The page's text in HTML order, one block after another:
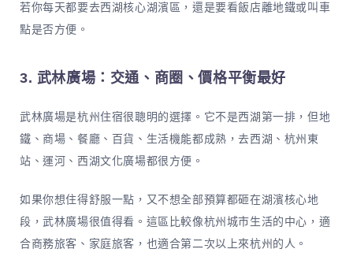
若你每天都要去西湖核心湖濱區，還是要看飯店離地鐵或叫車
點是否方便。
3. 武林廣場：交通、商圈、價格平衡最好
武林廣場是杭州住宿很聰明的選擇。它不是西湖第一排，但地
鐵、商場、餐廳、百貨、生活機能都成熟，去西湖、杭州東
站、運河、西湖文化廣場都很方便。
如果你想住得舒服一點，又不想全部預算都砸在湖濱核心地
段，武林廣場很值得看。這區比較像杭州城市生活的中心，適
合商務旅客、家庭旅客，也適合第二次以上來杭州的人。